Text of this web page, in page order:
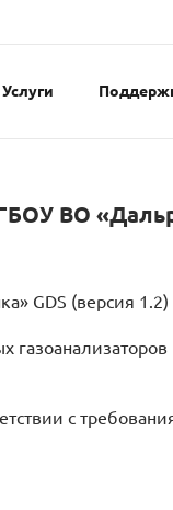
Услуги
ВО
GDS (версия 1.2)
с